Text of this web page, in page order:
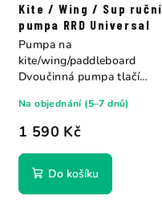
Kite / Wing / Sup ruční
pumpa RRD Universal
1 590 Kč
Na objednání (5–7 dnů)
Do košíku
Pumpa na
kite/wing/paddleboard
Dvoučinná pumpa tlačí